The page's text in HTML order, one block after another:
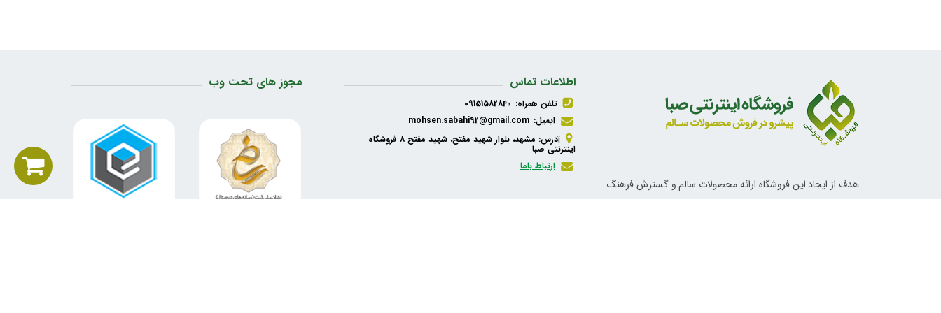
مجوز های تحت وب اطلاعات تماس
تلفن همراه: 09151582840
ایمیل: mohsen.sabahi92@gmail.com
آدرس: مشهد، بلوار شهید مفتح، شهید مفتح 8 فروشگاه
اینترنتی صبا
ارتباط باما
هدف از ایجاد این فروشگاه ارائه محصولات سالم و گسترش فرهنگ